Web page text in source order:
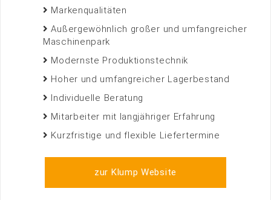
Markenqualitäten
Außergewöhnlich großer und umfangreicher
Maschinenpark
Modernste Produktionstechnik
Hoher und umfangreicher Lagerbestand
Individuelle Beratung
Mitarbeiter mit langjähriger Erfahrung
Kurzfristige und flexible Liefertermine
zur Klump Website